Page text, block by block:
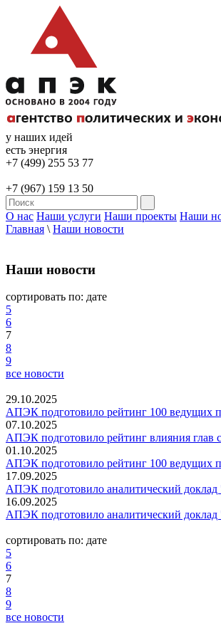
у наших идей
есть энергия
+7 (499) 255 53 77
+7 (967) 159 13 50
О нас Наши услуги Наши проекты Наши
Главная \ Наши новости
Наши новости
сортировать по: дате
5
6
7
8
9
все новости
29.10.2025
АПЭК подготовило рейтинг 100 ведущих
07.10.2025
АПЭК подготовило рейтинг влияния глав
01.10.2025
АПЭК подготовило рейтинг 100 ведущих
17.09.2025
АПЭК подготовило аналитический
16.09.2025
АПЭК подготовило аналитический
сортировать по: дате
5
6
7
8
9
все новости